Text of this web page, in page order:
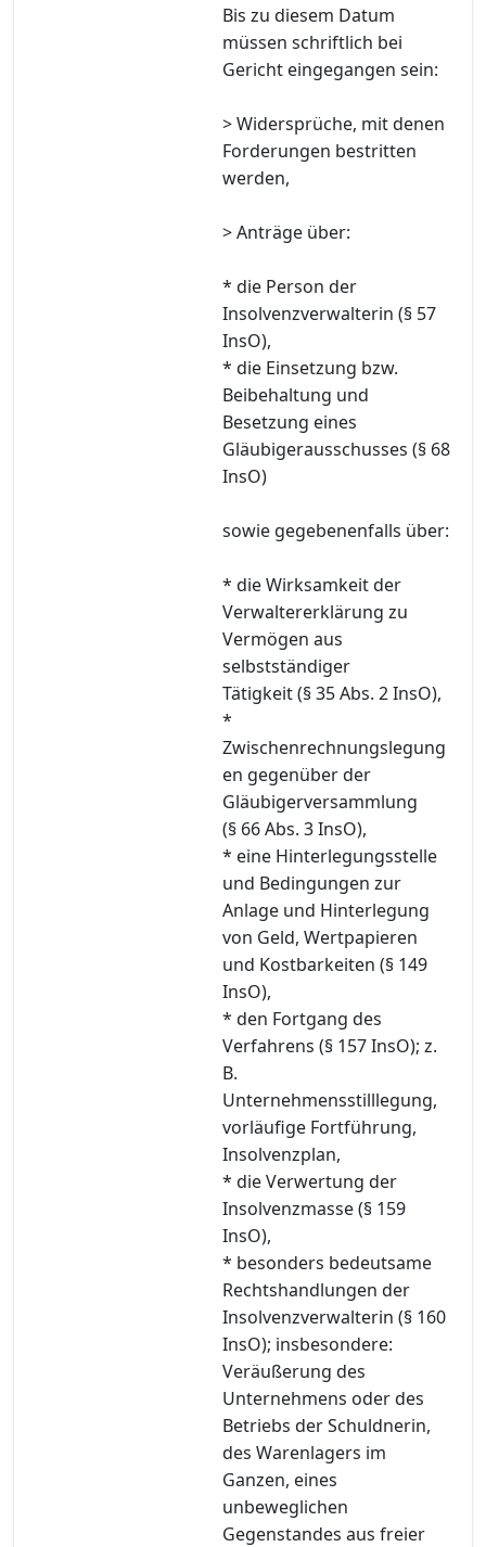
Bis zu diesem Datum
müssen schriftlich bei
Gericht eingegangen sein:
> Widersprüche, mit denen
Forderungen bestritten
werden,
> Anträge über:
* die Person der
Insolvenzverwalterin (§ 57
InsO),
* die Einsetzung bzw.
Beibehaltung und
Besetzung eines
Gläubigerausschusses (§ 68
InsO)
sowie gegebenenfalls über:
* die Wirksamkeit der
Verwaltererklärung zu
Vermögen aus
selbstständiger
Tätigkeit (§ 35 Abs. 2 InsO),
*
Zwischenrechnungslegung
en gegenüber der
Gläubigerversammlung
(§ 66 Abs. 3 InsO),
* eine Hinterlegungsstelle
und Bedingungen zur
Anlage und Hinterlegung
von Geld, Wertpapieren
und Kostbarkeiten (§ 149
InsO),
* den Fortgang des
Verfahrens (§ 157 InsO); z.
B.
Unternehmensstilllegung,
vorläufige Fortführung,
Insolvenzplan,
* die Verwertung der
Insolvenzmasse (§ 159
InsO),
* besonders bedeutsame
Rechtshandlungen der
Insolvenzverwalterin (§ 160
InsO); insbesondere:
Veräußerung des
Unternehmens oder des
Betriebs der Schuldnerin,
des Warenlagers im
Ganzen, eines
unbeweglichen
Gegenstandes aus freier